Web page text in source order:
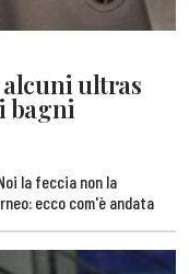
ultras
bagni
la feccia non la
ecco com'è andata